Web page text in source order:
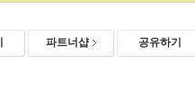
파트너샵 공유하기